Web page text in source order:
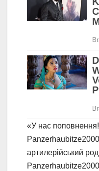
«У нас
артилерійський